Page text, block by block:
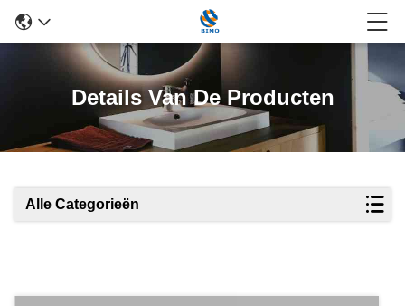
Details Van De Producten
Alle Categorieën